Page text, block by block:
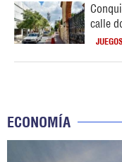
calle
ECONOMÍA